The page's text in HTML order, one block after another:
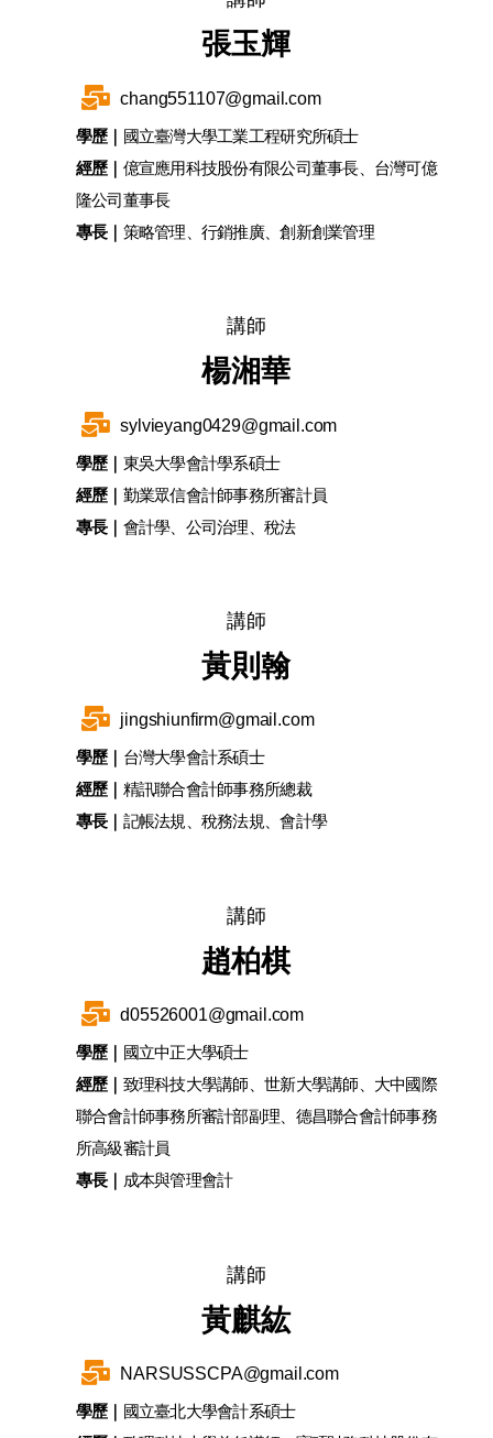
張玉輝
chang551107@gmail.com
學歷｜
國立臺灣大學工業工程研究所碩士
經歷｜ 億宣應用科技股份有限公司董事長、台灣可億
隆公司董事長
專長｜ 策略管理、行銷推廣、創新創業管理
講師
楊湘華
sylvieyang0429@gmail.com
學歷｜ 東吳大學會計學系碩士
經歷｜ 勤業眾信會計師事務所審計員
專長｜ 會計學、公司治理、稅法
講師
黃則翰
jingshiunfirm@gmail.com
學歷｜ 台灣大學會計系碩士
經歷｜ 精訊聯合會計師事務所總裁
專長｜ 記帳法規、稅務法規、會計學
講師
趙柏棋
d05526001@gmail.com
學歷｜
國立中正大學碩士
經歷｜ 致理科技大學講師、世新大學講師、大中國際
聯合會計師事務所審計部副理、德昌聯合會計師事務
所高級審計員
專長｜ 成本與管理會計
講師
黃麒紘
NARSUSSCPA@gmail.com
學歷｜
國立臺北大學會計系碩士